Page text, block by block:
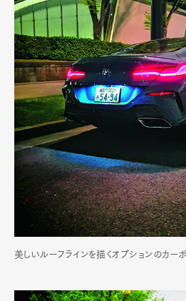
Art&DesignWatch
ProductCulture
美しいルーフラインを描くオプションのカー